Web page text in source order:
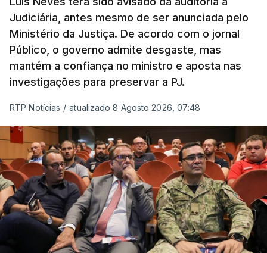
libertados,ainda que os seus pedidos de asilo
tenham sido rejeitados pelas autoridades
competentes”, referem.
“Isto é de uma enorme irresponsabilidade
poderem entrar e residir legalmente em Portugal”,
acrescenta, concluindo que“são exactamente
este tipo de actos políticos irresponsáveis que
produzem o designado efeito de chamada, ou
por outras palavras, são estes buracos na lei
que são usados pelas redes de tráfico de seres
humanos para trazer pessoas para a Europa”.
Judiciária, antes mesmo de ser anunciada pelo
Ministério da Justiça. De acordo com o jornal
Público, o governo admite desgaste, mas
mantém a confiança no ministro e aposta nas
investigações para preservar a PJ.
RTP Notícias / atualizado 8 Agosto 2026, 07:48